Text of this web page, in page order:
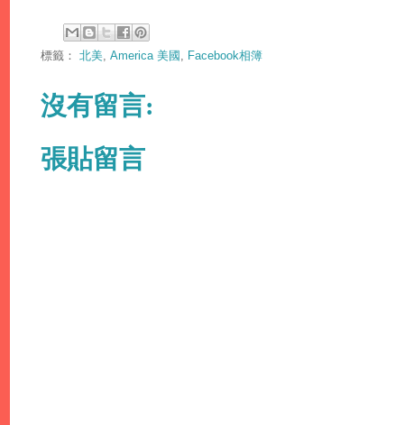
標籤： 北美 America 美國 Facebook相簿
沒有留言:
張貼留言